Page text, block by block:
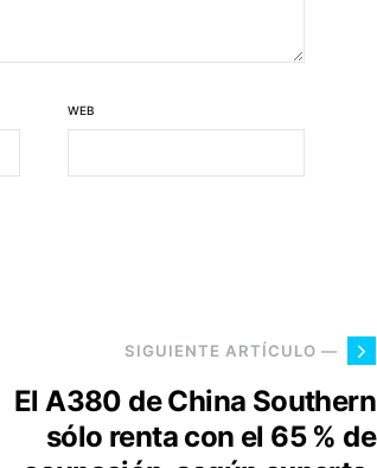
WEB
SIGUIENTE ARTÍCULO —
El A380 de China Southern
sólo renta con el 65 % de